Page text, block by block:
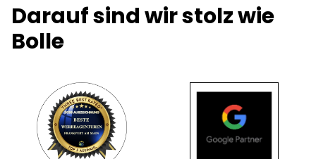
Darauf sind wir stolz wie
Bolle